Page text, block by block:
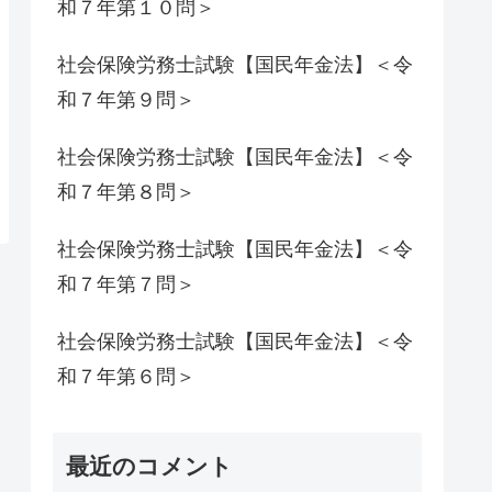
和７年第１０問＞
社会保険労務士試験【国民年金法】＜令
和７年第９問＞
社会保険労務士試験【国民年金法】＜令
和７年第８問＞
社会保険労務士試験【国民年金法】＜令
和７年第７問＞
社会保険労務士試験【国民年金法】＜令
和７年第６問＞
最近のコメント